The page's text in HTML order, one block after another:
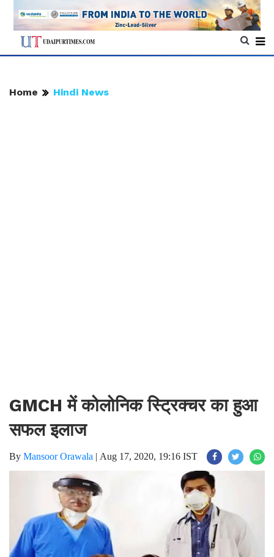
Home Hindi News
GMCH में कोलोनिक स्ट्रिक्चर का हुआ
सफल इलाज
By Mansoor Orawala | Aug 17, 2020, 19:16 IST